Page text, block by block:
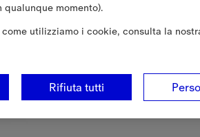
momento).
utilizziamo i cookie, consulta la
Rifiuta tutti